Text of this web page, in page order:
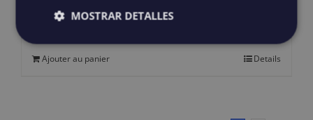
Ajouter au panier Details
MOSTRAR DETALLES